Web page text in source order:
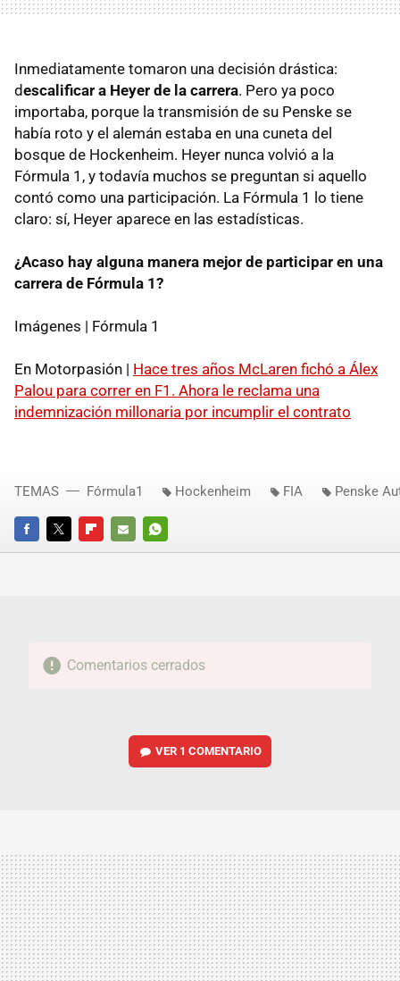
Inmediatamente tomaron una decisión drástica:
descalificar a Heyer de la carrera. Pero ya poco
importaba, porque la transmisión de su Penske se
había roto y el alemán estaba en una cuneta del
bosque de Hockenheim. Heyer nunca volvió a la
Fórmula 1, y todavía muchos se preguntan si aquello
contó como una participación. La Fórmula 1 lo tiene
claro: sí, Heyer aparece en las estadísticas.
¿Acaso hay alguna manera mejor de participar en una
carrera de Fórmula 1?
Imágenes | Fórmula 1
En Motorpasión | Hace tres años McLaren fichó a Álex
Palou para correr en F1. Ahora le reclama una
indemnización millonaria por incumplir el contrato
FACEBOOKTWITTERFLIPBOARD
E-
WHATSAPP
TEMAS Fórmula1 Hockenheim FIA Penske
Comentarios cerrados
VER 1 COMENTARIO